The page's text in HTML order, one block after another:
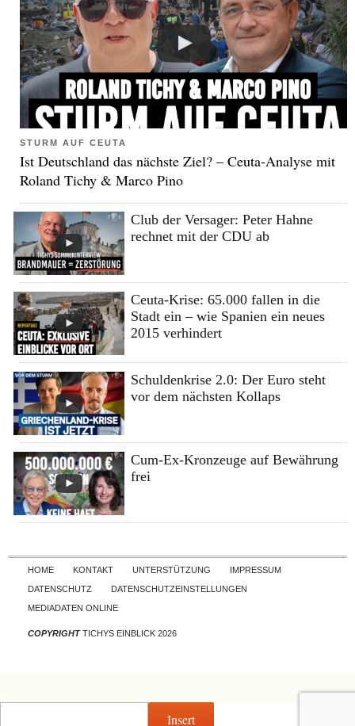
STURM AUF CEUTA
Ist Deutschland das nächste Ziel? – Ceuta-Analyse mit
Roland Tichy & Marco Pino
Club der Versager: Peter Hahne
rechnet mit der CDU ab
Ceuta-Krise: 65.000 fallen in die
Stadt ein – wie Spanien ein neues
2015 verhindert
Schuldenkrise 2.0: Der Euro steht
vor dem nächsten Kollaps
Cum-Ex-Kronzeuge auf Bewährung
frei
Skip to content
HOME KONTAKT UNTERSTÜTZUNG
IMPRESSUM
DATENSCHUTZ
DATENSCHUTZEINSTELLUNGEN
MEDIADATEN ONLINE
COPYRIGHTTICHYS EINBLICK 2026
Insert